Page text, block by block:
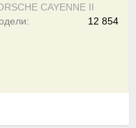
CAYENNE II
12 854